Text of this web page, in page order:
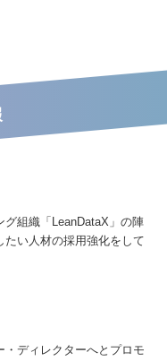
組織「LeanDataX」の陣
い人材の採用強化をして
・ディレクターへとプロモ